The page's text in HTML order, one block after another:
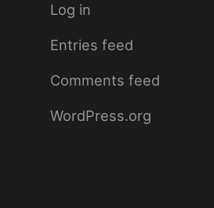
Log in
Entries feed
Comments feed
WordPress.org